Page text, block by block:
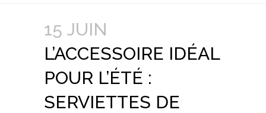
15 JUIN
L’ACCESSOIRE IDÉAL
POUR L’ÉTÉ :
SERVIETTES DE